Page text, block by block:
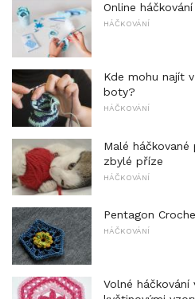
Online
HÁČKOVÁNÍ
Kde mohu najít
boty?
HÁČKOVÁNÍ
Malé
zbylé příze
HÁČKOVÁNÍ
Pentagon
HÁČKOVÁNÍ
Volné háčkování